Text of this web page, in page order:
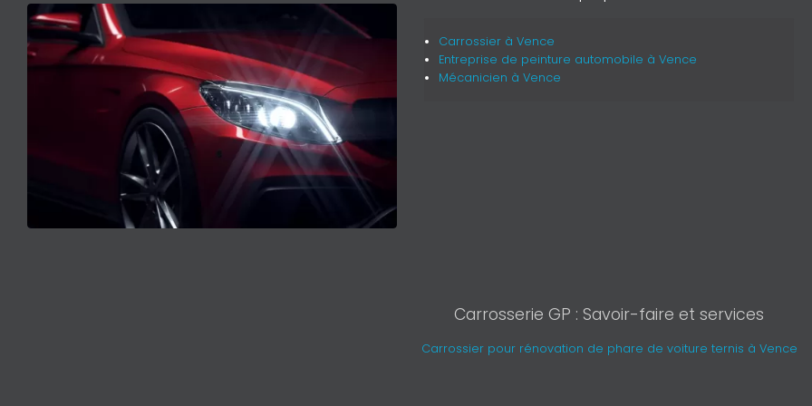
Carrossier à Vence
Entreprise de peinture automobile à Vence
Mécanicien à Vence
Carrosserie GP : Savoir-faire et services
Carrossier pour rénovation de phare de voiture ternis à Vence